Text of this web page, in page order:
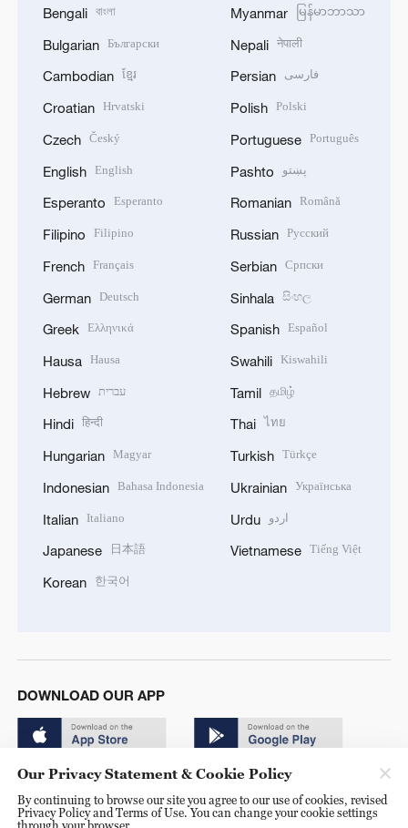
Bengali বাংলা
Bulgarian Български
Cambodian ខ្មែរ
Croatian Hrvatski
Czech Český
English English
Esperanto Esperanto
Filipino Filipino
French Français
German Deutsch
Greek Ελληνικά
Hausa Hausa
Hebrew עברית
Hindi हिन्दी
Hungarian Magyar
Indonesian Bahasa Indonesia
Italian Italiano
Japanese 日本語
Korean 한국어
Myanmar မြန်မာဘာသာ
Nepali नेपाली
Persian فارسی
Polish Polski
Portuguese Português
Pashto پښتو
Romanian Română
Russian Русский
Serbian Српски
Sinhala සිංහල
Spanish Español
Swahili Kiswahili
Tamil தமிழ்
Thai ไทย
Turkish Türkçe
Ukrainian Українська
Urdu اردو
Vietnamese Tiếng Việt
DOWNLOAD OUR APP
Our Privacy Statement & Cookie Policy
By continuing to browse our site you agree to our use of cookies, revised
Privacy Policy and Terms of Use. You can change your cookie settings
through your browser.